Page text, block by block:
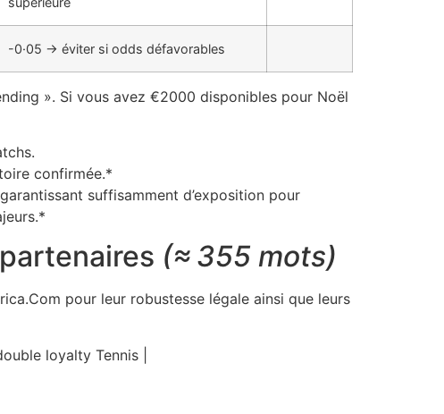
-0·05 → éviter si odds défavorables
». Si vous avez €2000 disponibles pour Noël
confirmée.*
suffisamment d’exposition pour
(≈ 355 mots)
pour leur robustesse légale ainsi que leurs
loyalty Tennis |